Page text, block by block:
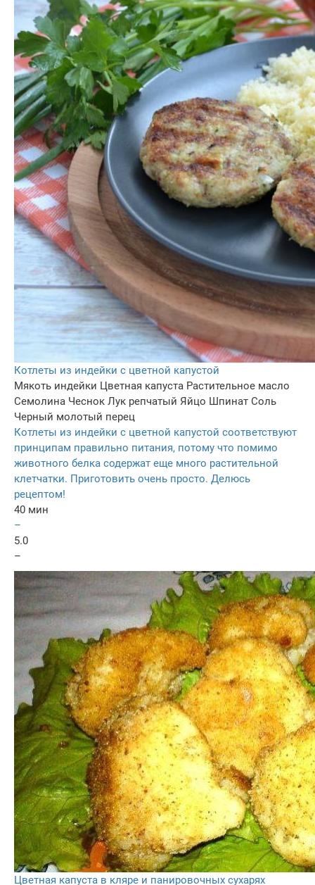
Котлеты из индейки с цветной капустой
Мякоть индейки Цветная капуста Растительное масло
Семолина Чеснок Лук репчатый Яйцо Шпинат Соль
Черный молотый перец
Котлеты из индейки с цветной капустой соответствуют
принципам правильно питания, потому что помимо
животного белка содержат еще много растительной
клетчатки. Приготовить очень просто. Делюсь
рецептом!
40 мин
–
5.0
–
Цветная капуста в кляре и панировочных сухарях